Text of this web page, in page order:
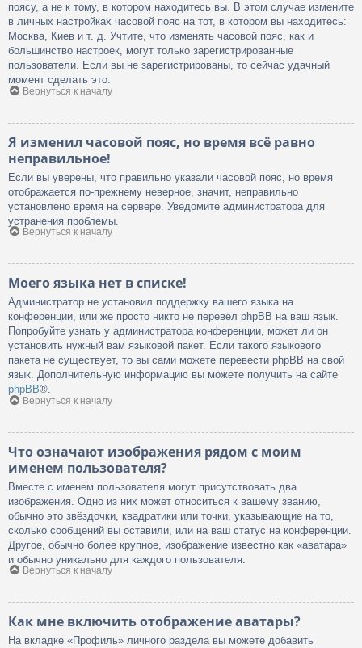
поясу, а не к тому, в котором находитесь вы. В этом случае измените
в личных настройках часовой пояс на тот, в котором вы находитесь:
Москва, Киев и т. д. Учтите, что изменять часовой пояс, как и
большинство настроек, могут только зарегистрированные
пользователи. Если вы не зарегистрированы, то сейчас удачный
момент сделать это.
Вернуться к началу
Я изменил часовой пояс, но время всё равно
неправильное!
Если вы уверены, что правильно указали часовой пояс, но время
отображается по-прежнему неверное, значит, неправильно
установлено время на сервере. Уведомите администратора для
устранения проблемы.
Вернуться к началу
Моего языка нет в списке!
Администратор не установил поддержку вашего языка на
конференции, или же просто никто не перевёл phpBB на ваш язык.
Попробуйте узнать у администратора конференции, может ли он
установить нужный вам языковой пакет. Если такого языкового
пакета не существует, то вы сами можете перевести phpBB на свой
язык. Дополнительную информацию вы можете получить на сайте
phpBB®.
Вернуться к началу
Что означают изображения рядом с моим
именем пользователя?
Вместе с именем пользователя могут присутствовать два
изображения. Одно из них может относиться к вашему званию,
обычно это звёздочки, квадратики или точки, указывающие на то,
сколько сообщений вы оставили, или на ваш статус на конференции.
Другое, обычно более крупное, изображение известно как «аватара»
и обычно уникально для каждого пользователя.
Вернуться к началу
Как мне включить отображение аватары?
На вкладке «Профиль» личного раздела вы можете добавить